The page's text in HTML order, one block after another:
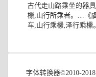
古代走山路乘坐的器具
欙,山行所乘者。…《
车,山行乘欙,泽行乘
字体转换器©2010-2018